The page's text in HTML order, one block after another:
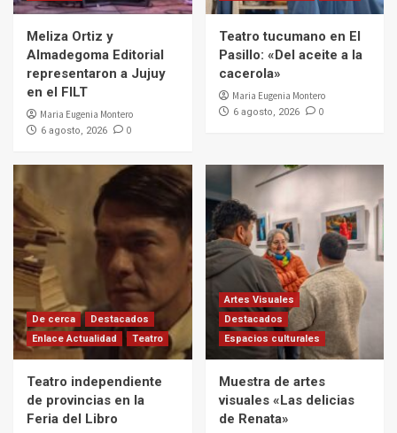
Meliza Ortiz y
Almadegoma Editorial
representaron a Jujuy
en el FILT
Maria Eugenia Montero
6 agosto, 2026 0
Teatro tucumano en El
Pasillo: «Del aceite a la
cacerola»
Maria Eugenia Montero
6 agosto, 2026 0
De cerca
Destacados
Enlace Actualidad
Teatro
Teatro independiente
de provincias en la
Feria del Libro
Artes Visuales
Destacados
Espacios culturales
Muestra de artes
visuales «Las delicias
de Renata»